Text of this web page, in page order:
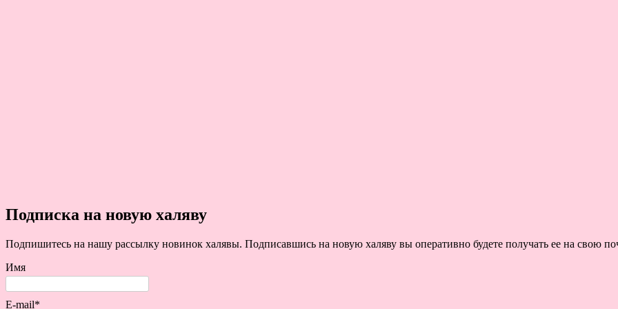
Подписка на новую халяву
Подпишитесь на нашу рассылку новинок халявы. Подписавшись на новую халяву вы оперативно будете получать ее на свою
Имя
E-mail*